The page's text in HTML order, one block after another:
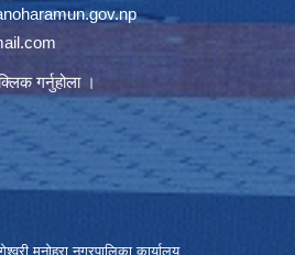
गर्नुहोला ।
मनोहरा नगरपालिका कार्यालय